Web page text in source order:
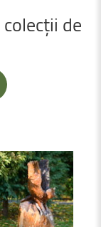
colecții de